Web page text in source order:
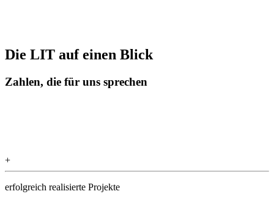
Die LIT auf einen Blick
Zahlen, die für uns sprechen
+
erfolgreich realisierte Projekte